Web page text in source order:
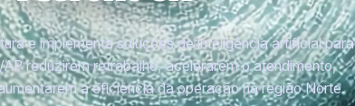
e implementa soluções de inteligência artificial para
reduzirem retrabalho, acelerarem o atendimento,
a eficiência da operação na região Norte.